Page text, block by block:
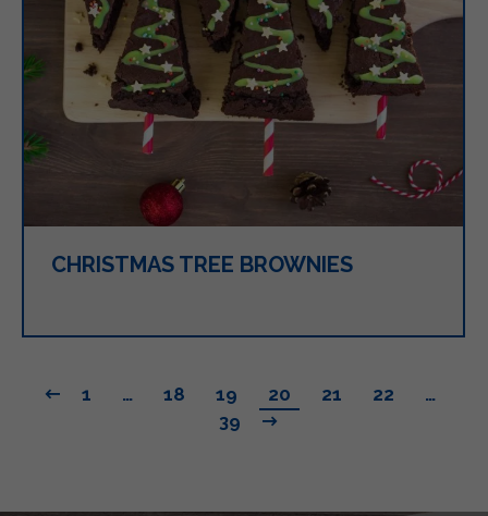
CHRISTMAS TREE BROWNIES
1 … 18 19 20 21 22
…
39